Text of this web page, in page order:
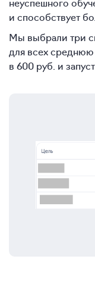
и способствует
Мы выбрали три
для всех
в 600 руб. и